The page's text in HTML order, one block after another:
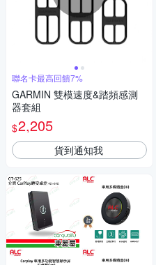
聯名卡最高回饋7%
GARMIN 雙模速度&踏頻感測
器套組
$2,205
貨到通知我